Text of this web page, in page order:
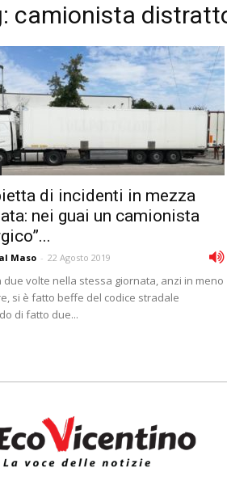
camionista
di incidenti in mezza
nei guai un camionista
Maso - 22 Agosto 2019
due volte nella stessa giornata, anzi in meno
si è fatto beffe del codice stradale
di fatto due...